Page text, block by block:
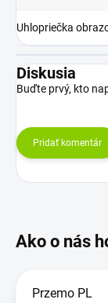
Uhlopriečka
Diskusia
Buďte prvý, kto
Pridať komentár
Przemo PL